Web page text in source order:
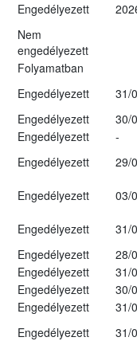
Engedélyezett
Nem
engedélyezett
Folyamatban
Engedélyezett
31/
Engedélyezett
30/
Engedélyezett
-
Engedélyezett
29/
Engedélyezett
03/
Engedélyezett
31/
Engedélyezett
28/
Engedélyezett
31/
Engedélyezett
30/
Engedélyezett
31/
Engedélyezett 31/